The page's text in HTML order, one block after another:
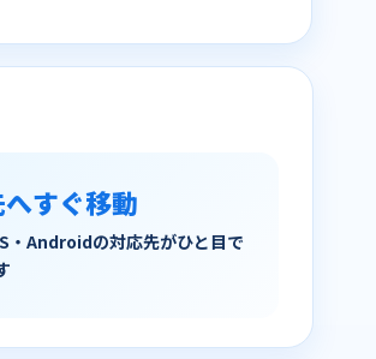
すぐ移動
・Androidの対応先がひと目で